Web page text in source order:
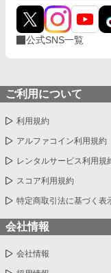
公式SNS一覧
ご利用について
利用規約
アルファコイン利用規約
レンタルサービス利用規
スコア利用規約
特定商取引法に基づく表
会社情報
会社情報